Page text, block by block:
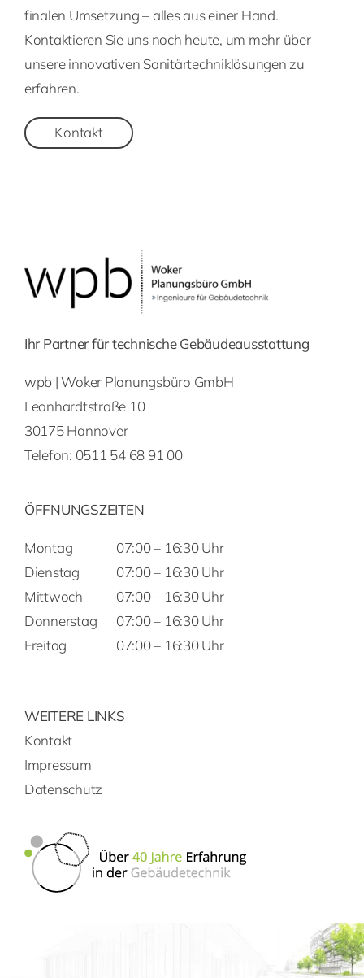
finalen Umsetzung – alles aus einer Hand.
Kontaktieren Sie uns noch heute, um mehr über
unsere innovativen Sanitärtechniklösungen zu
erfahren.
Kontakt
Ihr Partner für technische Gebäudeausstattung
wpb | Woker Planungsbüro GmbH
Leonhardtstraße 10
30175 Hannover
Telefon: 0511 54 68 91 00
ÖFFNUNGSZEITEN
Montag
Dienstag
Mittwoch
Donnerstag
Freitag
07:00 – 16:30 Uhr
07:00 – 16:30 Uhr
07:00 – 16:30 Uhr
07:00 – 16:30 Uhr
07:00 – 16:30 Uhr
WEITERE LINKS
Kontakt
Impressum
Datenschutz